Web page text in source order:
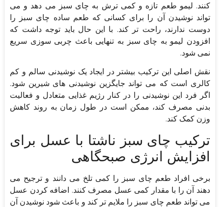
کنند. لیمو طعم تازه و کمی ترش به چای سبز می دهد و می
تواند نوشیدن آن را برای کسانی که طعم ساده چای سبز را
دوست ندارند، راحت تر کند. با این حال باید توجه داشت که
افزودن لیمو به چای سبز به تنهایی باعث چربی سوزی سریع
نمی شود.
نقش اصلی این ترکیب بیشتر در ایجاد یک نوشیدنی سالم و کم
کالری است که می تواند جایگزین نوشیدنی های شیرین شود.
اگر فرد این نوشیدنی را در کنار رژیم غذایی متعادل و فعالیت
بدنی مصرف کند، ممکن است در طول زمان به روند کاهش
وزن کمک کند.
ترکیب چای سبز ناشتا با عسل برای
افزایش انرژی صبحگاهی
برخی افراد طعم چای سبز را کمی تلخ می دانند و ترجیح می
دهند آن را با مقدار کمی عسل مصرف کنند. اضافه کردن عسل
می تواند طعم چای سبز را ملایم تر کند و باعث شود نوشیدن آن